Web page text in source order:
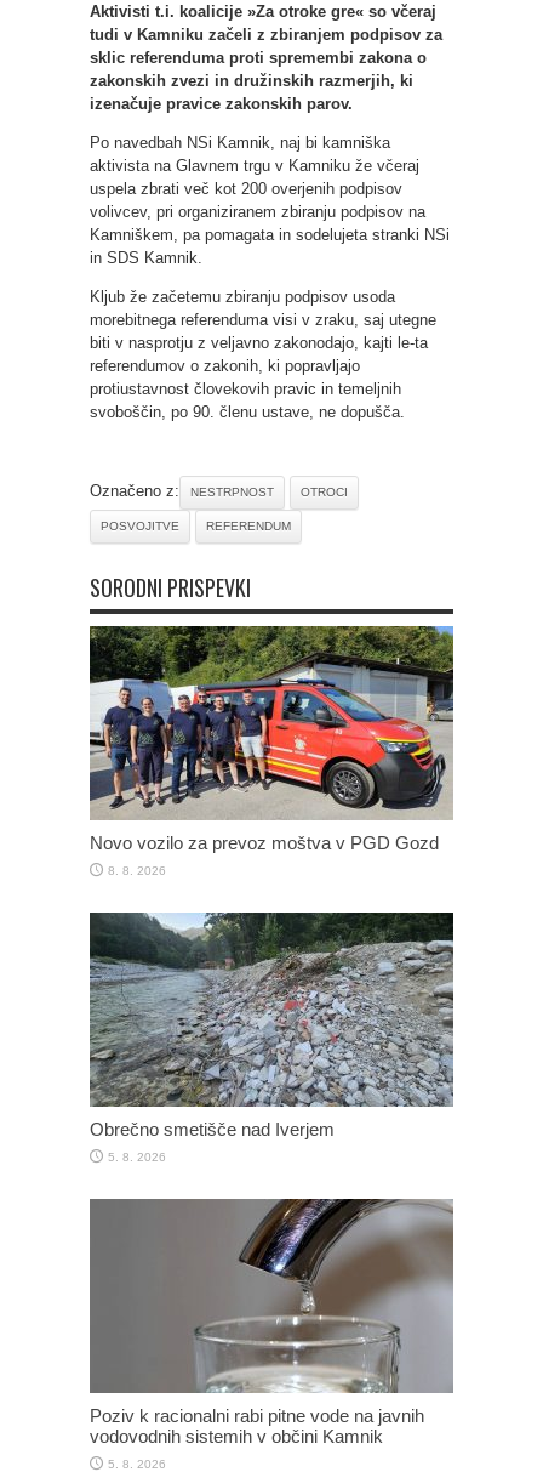
Aktivisti t.i. koalicije »Za otroke gre« so včeraj
tudi v Kamniku začeli z zbiranjem podpisov za
sklic referenduma proti spremembi zakona o
zakonskih zvezi in družinskih razmerjih, ki
izenačuje pravice zakonskih parov.
Po navedbah NSi Kamnik, naj bi kamniška
aktivista na Glavnem trgu v Kamniku že včeraj
uspela zbrati več kot 200 overjenih podpisov
volivcev, pri organiziranem zbiranju podpisov na
Kamniškem, pa pomagata in sodelujeta stranki NSi
in SDS Kamnik.
Kljub že začetemu zbiranju podpisov usoda
morebitnega referenduma visi v zraku, saj utegne
biti v nasprotju z veljavno zakonodajo, kajti le-ta
referendumov o zakonih, ki popravljajo
protiustavnost človekovih pravic in temeljnih
svoboščin, po 90. členu ustave, ne dopušča.
Označeno z: NESTRPNOST OTROCI
POSVOJITVE REFERENDUM
SORODNI PRISPEVKI
Novo vozilo za prevoz moštva v PGD Gozd
8. 8. 2026
Obrečno smetišče nad Iverjem
5. 8. 2026
Poziv k racionalni rabi pitne vode na javnih
vodovodnih sistemih v občini Kamnik
5. 8. 2026